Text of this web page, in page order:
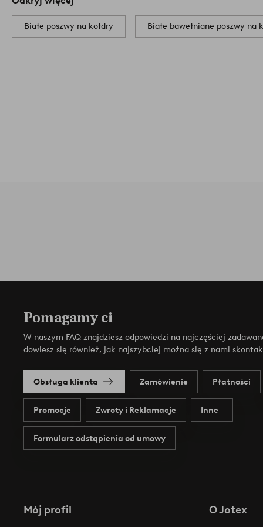
Białe poszwy na kołdry Białe bawełniane poszwy na
Pomagamy ci
W naszym FAQ znajdziesz odpowiedzi na najczęściej
dowiesz się również, jak najszybciej można się z nami
Obsługa klienta Zamówienie Płatności
Promocje Zwroty i Reklamacje Inne
Formularz odstąpienia od umowy
Mój profil O Jotex